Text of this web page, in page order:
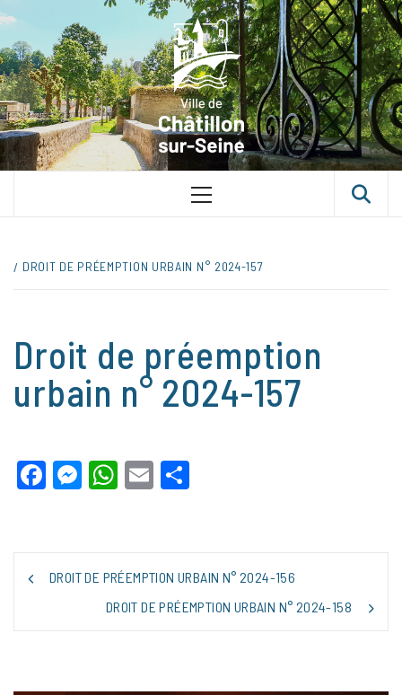
to
content
VILLE
SUR-SEINE
UNE VILLE DANS UN PARC
Primary
DROIT DE PRÉEMPTION URBAIN N° 2024-157
Droit de préemption
urbain n° 2024-157
Facebook
Messenger
WhatsApp
Email
NAVIGATION
DE
DROIT DE PRÉEMPTION URBAIN N° 2024-156
DROIT DE PRÉEMPTION URBAIN N° 2024-158